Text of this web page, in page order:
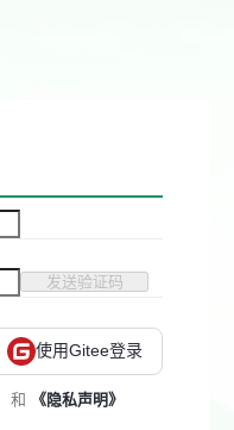
发送验证码
使用Gitee登录
和 《隐私声明》